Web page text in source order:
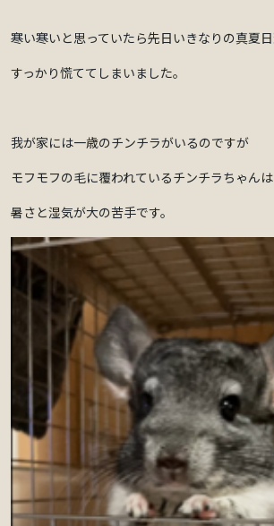
寒い寒いと思っていたら先日いきなりの真夏
すっかり慌ててしまいました。
我が家には一歳のチンチラがいるのですが
モフモフの毛に覆われているチンチラちゃんは
暑さと湿気が大の苦手です。